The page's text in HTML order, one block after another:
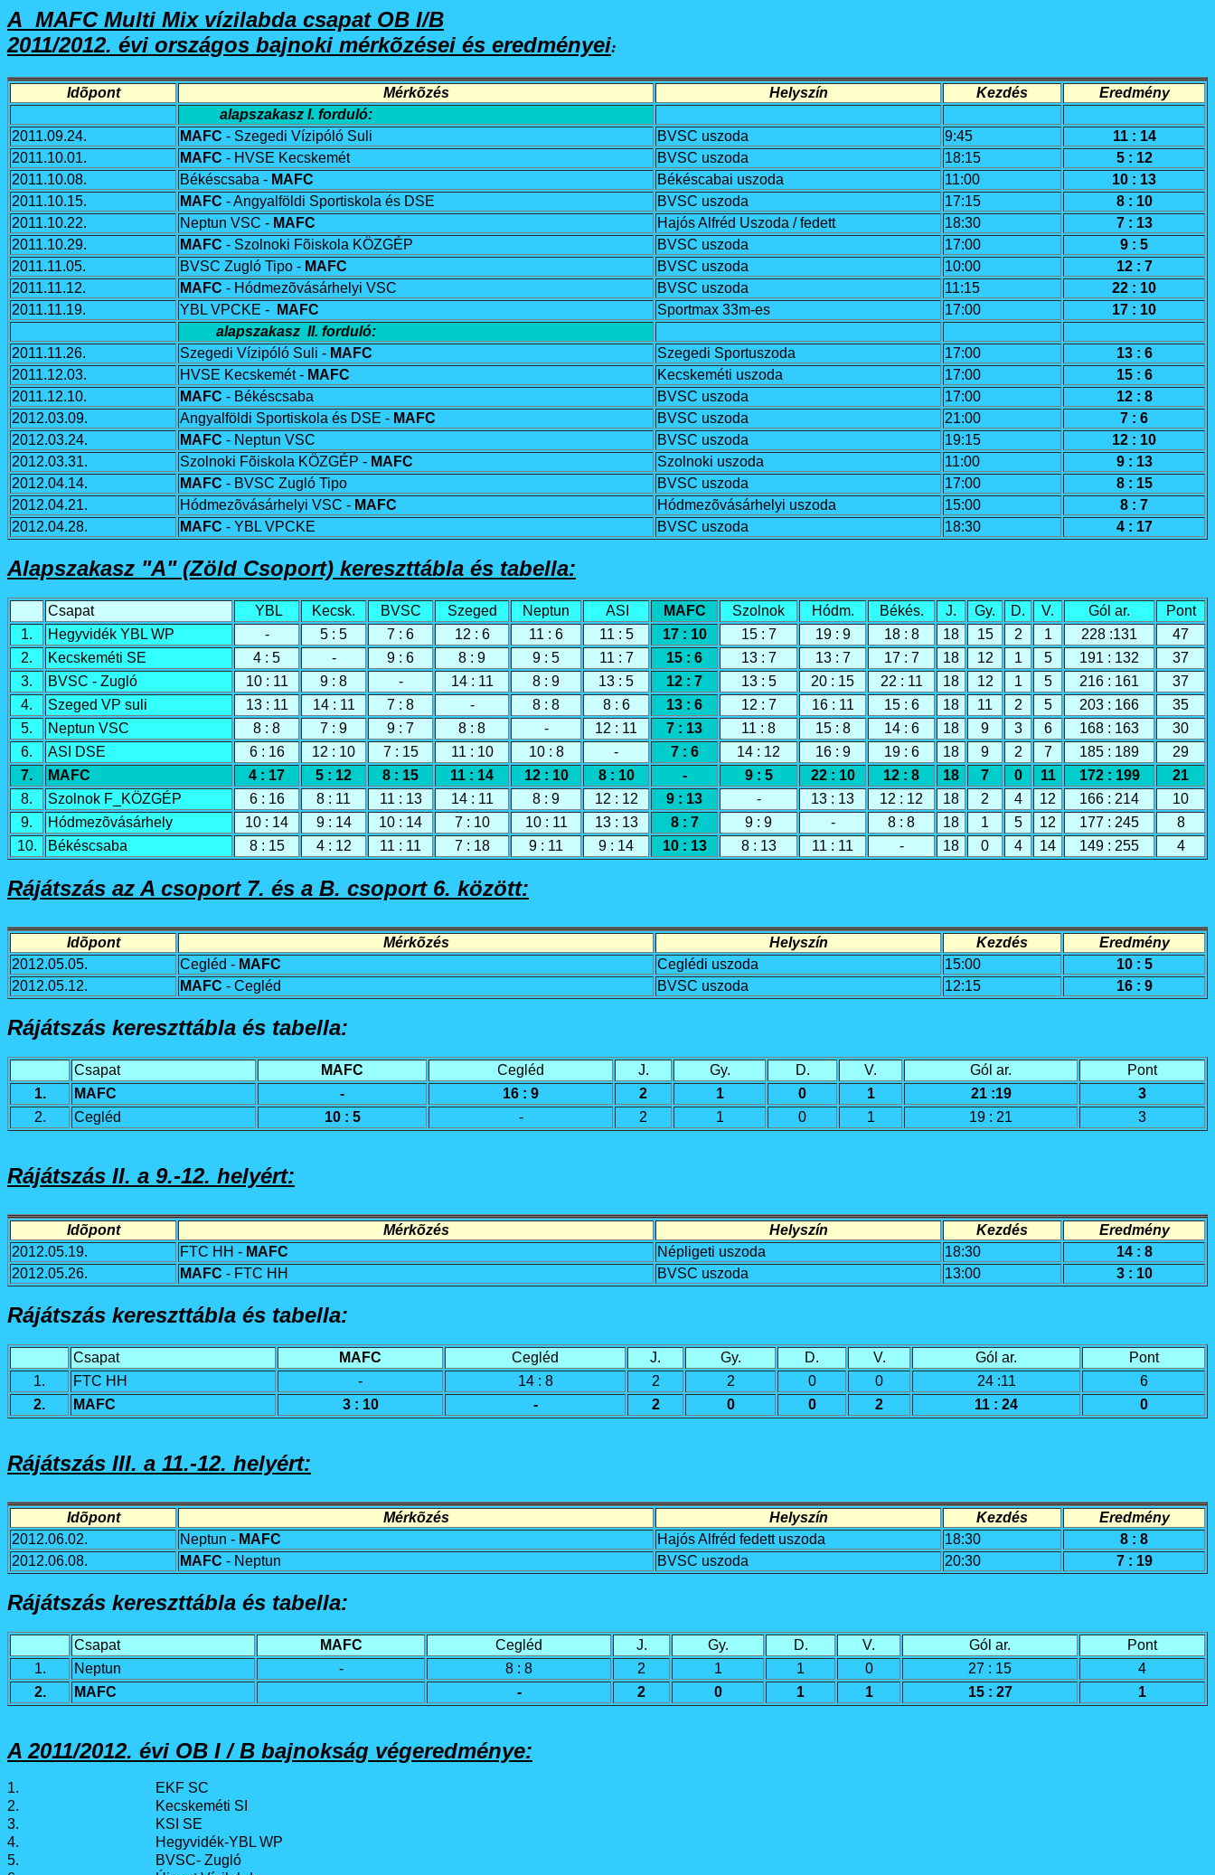
A MAFC Multi Mix ví­zilabda csapat OB I/B
2011/2012. évi országos bajnoki mérkõzései és eredményei:
Idõpont Mérkõzés Helyszí­n Kezdés
Eredmény
alapszakasz I. forduló:
2011.09.24.
MAFC - Szegedi Vízipóló Suli BVSC uszoda 9:45
11 : 14
2011.10.01.
MAFC - HVSE Kecskemét BVSC uszoda 18:15
5 : 12
2011.10.08.
Békéscsaba - MAFC Békéscabai uszoda 11:00
10 : 13
2011.10.15.
MAFC - Angyalföldi Sportiskola és DSE BVSC uszoda 17:15
8 : 10
2011.10.22.
Neptun VSC - MAFC Hajós Alfréd Uszoda / fedett 18:30
7 : 13
2011.10.29.
MAFC - Szolnoki Fõiskola KÖZGÉP BVSC uszoda 17:00
9 : 5
2011.11.05.
BVSC Zugló Tipo - MAFC BVSC uszoda 10:00
12 : 7
2011.11.12.
MAFC - Hódmezõvásárhelyi VSC BVSC uszoda 11:15
22 : 10
2011.11.19.
YBL VPCKE - MAFC Sportmax 33m-es 17:00
17 : 10
alapszakasz II. forduló:
2011.11.26.
Szegedi Vízipóló Suli - MAFC Szegedi Sportuszoda 17:00
13 : 6
2011.12.03.
HVSE Kecskemét - MAFC Kecskeméti uszoda 17:00
15 : 6
2011.12.10.
MAFC - Békéscsaba BVSC uszoda 17:00
12 : 8
2012.03.09.
Angyalföldi Sportiskola és DSE - MAFC BVSC uszoda 21:00
7 : 6
2012.03.24.
MAFC - Neptun VSC BVSC uszoda 19:15
12 : 10
2012.03.31.
Szolnoki Fõiskola KÖZGÉP - MAFC Szolnoki uszoda 11:00
9 : 13
2012.04.14.
MAFC - BVSC Zugló Tipo BVSC uszoda 17:00
8 : 15
2012.04.21.
Hódmezõvásárhelyi VSC - MAFC Hódmezõvásárhelyi uszoda 15:00
8 : 7
2012.04.28.
MAFC - YBL VPCKE BVSC uszoda 18:30 4 : 17
Alapszakasz "A" (Zöld Csoport) kereszttábla és tabella:
Csapat YBL Kecsk. BVSC Szeged Neptun ASI MAFC Szolnok Hódm. Békés. J. Gy. D. V. Gól ar.
Pont
1.
Hegyvidék YBL WP - 5 : 5 7 : 6 12 : 6 11 : 6 11 : 5 17 : 10 15 : 7 19 : 9 18 : 8 18 15 2 1 228 :131
47
2.
Kecskeméti SE 4 : 5 - 9 : 6 8 : 9 9 : 5 11 : 7 15 : 6 13 : 7 13 : 7 17 : 7 18 12 1 5 191 : 132
37
3.
BVSC - Zugló 10 : 11 9 : 8 - 14 : 11 8 : 9 13 : 5 12 : 7 13 : 5 20 : 15 22 : 11 18 12 1 5 216 : 161
37
4.
Szeged VP suli 13 : 11 14 : 11 7 : 8 - 8 : 8 8 : 6 13 : 6 12 : 7 16 : 11 15 : 6 18 11 2 5 203 : 166
35
5.
Neptun VSC 8 : 8 7 : 9 9 : 7 8 : 8 - 12 : 11 7 : 13 11 : 8 15 : 8 14 : 6 18 9 3 6 168 : 163
30
6.
ASI DSE 6 : 16 12 : 10 7 : 15 11 : 10 10 : 8 - 7 : 6 14 : 12 16 : 9 19 : 6 18 9 2 7 185 : 189
29
7.
MAFC 4 : 17 5 : 12 8 : 15 11 : 14 12 : 10 8 : 10 - 9 : 5 22 : 10 12 : 8 18 7 0 11 172 : 199
21
8.
Szolnok F_KÖZGÉP 6 : 16 8 : 11 11 : 13 14 : 11 8 : 9 12 : 12 9 : 13 - 13 : 13 12 : 12 18 2 4 12 166 : 214
10
9.
Hódmezõvásárhely 10 : 14 9 : 14 10 : 14 7 : 10 10 : 11 13 : 13 8 : 7 9 : 9 - 8 : 8 18 1 5 12 177 : 245
8
10.
Békéscsaba 8 : 15 4 : 12 11 : 11 7 : 18 9 : 11 9 : 14 10 : 13 8 : 13 11 : 11 - 18 0 4 14 149 : 255 4
Rájátszás az A csoport 7. és a B. csoport 6. között:
Idõpont Mérkõzés Helyszí­n Kezdés
Eredmény
2012.05.05.
Cegléd - MAFC Ceglédi uszoda 15:00
10 : 5
2012.05.12.
MAFC - Cegléd BVSC uszoda 12:15 16 : 9
Rájátszás kereszttábla és tabella:
Csapat MAFC Cegléd J. Gy. D. V. Gól ar.
Pont
1.
MAFC - 16 : 9 2 1 0 1 21 :19
3
2.
Cegléd 10 : 5 - 2 1 0 1 19 : 21 3
Rájátszás II. a 9.-12. helyért:
Idõpont Mérkõzés Helyszí­n Kezdés
Eredmény
2012.05.19.
FTC HH - MAFC Népligeti uszoda 18:30
14 : 8
2012.05.26.
MAFC - FTC HH BVSC uszoda 13:00 3 : 10
Rájátszás kereszttábla és tabella:
Csapat MAFC Cegléd J. Gy. D. V. Gól ar.
Pont
1.
FTC HH - 14 : 8 2 2 0 0 24 :11
6
2.
MAFC 3 : 10 - 2 0 0 2 11 : 24 0
Rájátszás III. a 11.-12. helyért:
Idõpont Mérkõzés Helyszí­n Kezdés
Eredmény
2012.06.02.
Neptun - MAFC Hajós Alfréd fedett uszoda 18:30
8 : 8
2012.06.08.
MAFC - Neptun BVSC uszoda 20:30 7 : 19
Rájátszás kereszttábla és tabella:
Csapat MAFC Cegléd J. Gy. D. V. Gól ar.
Pont
1.
Neptun - 8 : 8 2 1 1 0 27 : 15
4
2.
MAFC - 2 0 1 1 15 : 27 1
A 2011/2012. évi OB I / B bajnokság végeredménye:
1.
EKF SC
2.
Kecskeméti SI
3.
KSI SE
4.
Hegyvidék-YBL WP
5.
BVSC- Zugló